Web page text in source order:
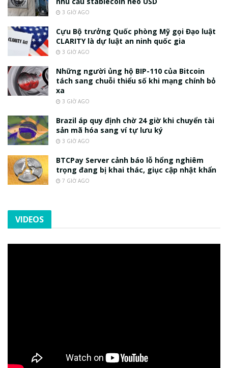
3 GIỜ AGO
Cựu Bộ trưởng Quốc phòng Mỹ gọi Đạo luật
CLARITY là dự luật an ninh quốc gia
3 GIỜ AGO
Những người ủng hộ BIP-110 của Bitcoin
tách sang chuỗi thiểu số khi mạng chính bỏ
xa
3 GIỜ AGO
Brazil áp quy định chờ 24 giờ khi chuyển tài
sản mã hóa sang ví tự lưu ký
3 GIỜ AGO
BTCPay Server cảnh báo lỗ hổng nghiêm
trọng đang bị khai thác, giục cập nhật khẩn
7 GIỜ AGO
VIDEOS